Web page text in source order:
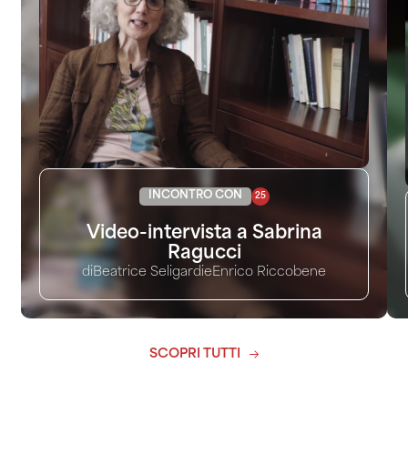
INCONTRO CON 25
Video-intervista a Sabrina
Ragucci
di Beatrice Seligardie Enrico Riccobene
SCOPRI TUTTI